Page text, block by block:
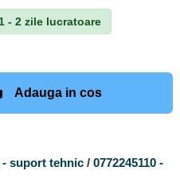
Adauga in cos
- 2 zile lucratoare
- suport tehnic / 0772245110 -